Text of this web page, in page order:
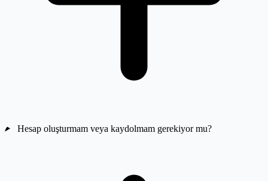
Hesap oluşturmam veya kaydolmam gerekiyor mu?